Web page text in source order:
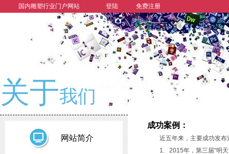
国内雕塑行业门户网站 登陆 免费注册
关于我们
网站简介
成功案例：
近五年来，主要成功发
1. 2015年，第三届“明